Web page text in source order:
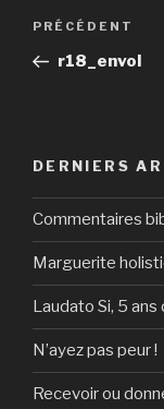
Navigation
l’article
Article
précédent
PRÉCÉDENT
r18_envol
DERNIERS
Commentaires
Marguerite
Laudato Si, 5 ans
N’ayez pas peur !
Recevoir ou